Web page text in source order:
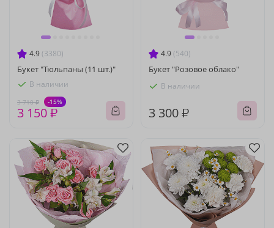
4.9 (3380)
Букет "Тюльпаны (11 шт.)"
В наличии
3 710 ₽ -15%
3 150 ₽
4.9 (540)
Букет "Розовое облако"
В наличии
3 300 ₽